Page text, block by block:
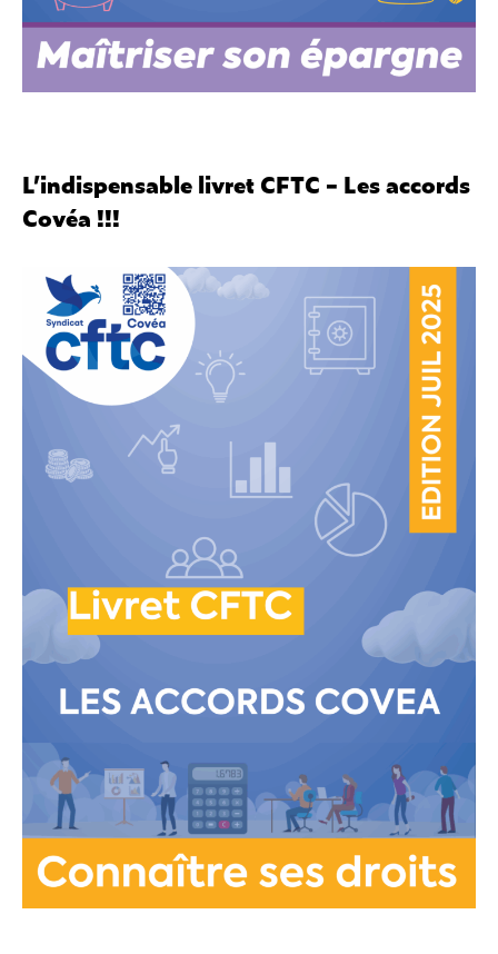
L’indispensable livret CFTC – Les accords
Covéa !!!